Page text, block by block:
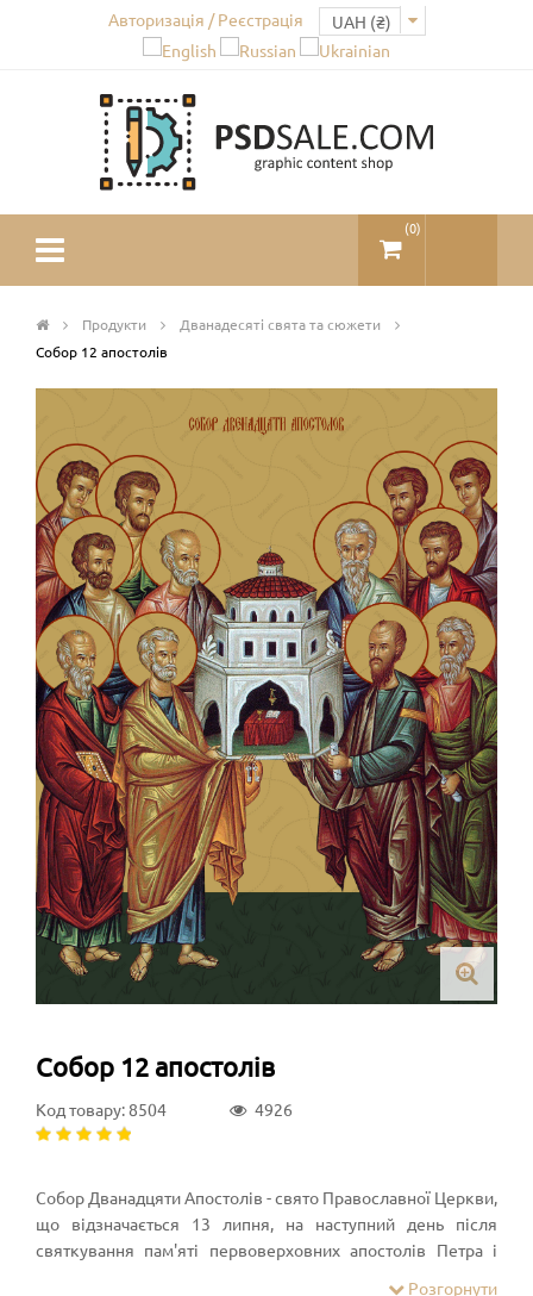
Авторизація / Реєстрація
(0)
Продукти
Дванадесяті свята та сюжети
Собор 12 апостолів
Собор 12 апостолів
Код товару: 8504 4926
Собор Дванадцяти Апостолів - свято Православної Церкви,
що відзначається 13 липня, на наступний день після
святкування пам'яті первоверховних апостолів Петра і
Розгорнути